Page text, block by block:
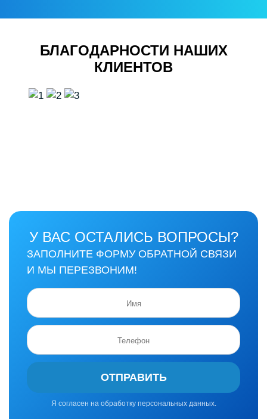
БЛАГОДАРНОСТИ НАШИХ
КЛИЕНТОВ
У ВАС ОСТАЛИСЬ ВОПРОСЫ?
ЗАПОЛНИТЕ ФОРМУ ОБРАТНОЙ СВЯЗИ
И МЫ ПЕРЕЗВОНИМ!
ОТПРАВИТЬ
Я согласен на обработку персональных данных.